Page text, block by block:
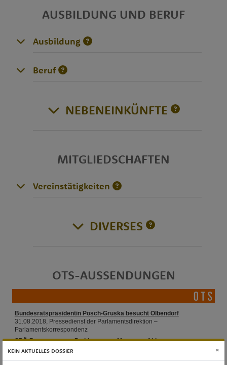
AUSBILDUNG UND BERUF
Ausbildung
Beruf
NEBENEINKÜNFTE
MITGLIEDSCHAFTEN
Vereinstätigkeiten
DIVERSES
OTS-AUSSENDUNGEN
KEIN AKTUELLES DOSSIER ×